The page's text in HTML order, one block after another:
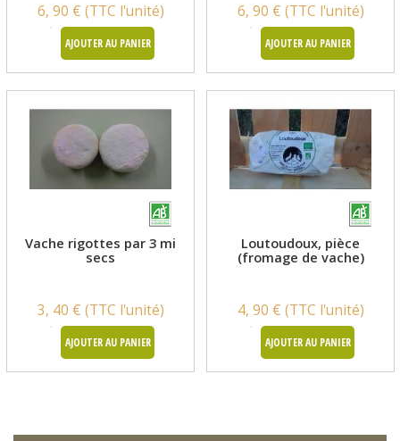
6, 90 € (TTC l'unité)
AJOUTER AU PANIER
6, 90 € (TTC l'unité)
AJOUTER AU PANIER
Vache rigottes par 3 mi
secs
3, 40 € (TTC l'unité)
AJOUTER AU PANIER
Loutoudoux, pièce
(fromage de vache)
4, 90 € (TTC l'unité)
AJOUTER AU PANIER